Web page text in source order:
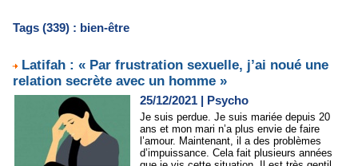
Tags (339) : bien-être
Latifah : « Par frustration sexuelle, j’ai noué une
relation secrète avec un homme »
25/12/2021 | Psycho
Je suis perdue. Je suis mariée depuis 20
ans et mon mari n’a plus envie de faire
l’amour. Maintenant, il a des problèmes
d’impuissance. Cela fait plusieurs années